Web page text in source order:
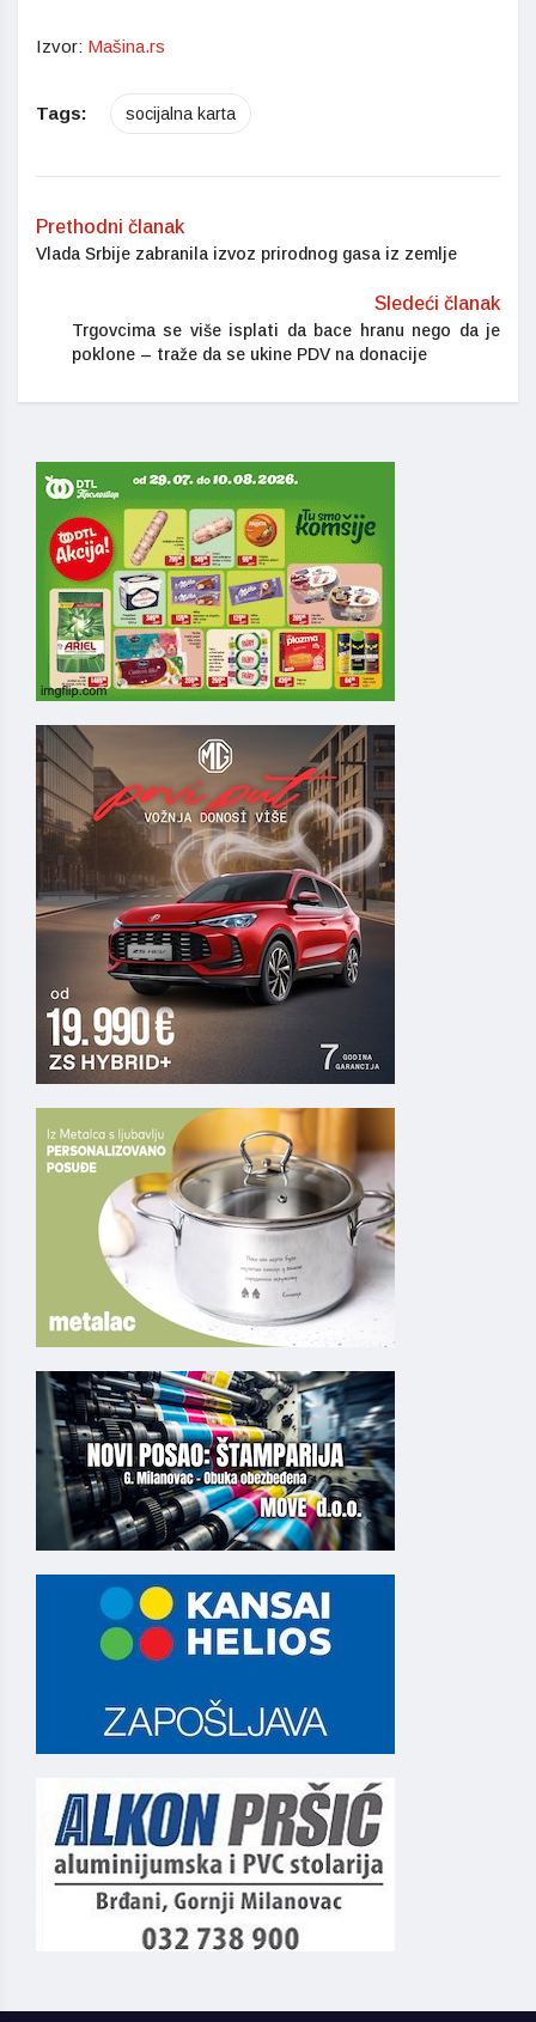
Izvor: Mašina.rs
Tags: socijalna karta
Prethodni članak
Vlada Srbije zabranila izvoz prirodnog gasa iz zemlje
Sledeći članak
Trgovcima se više isplati da bace hranu nego da je
poklone – traže da se ukine PDV na donacije